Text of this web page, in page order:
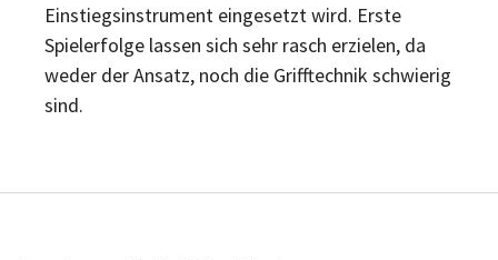
Einstiegsinstrument eingesetzt wird. Erste
Spielerfolge lassen sich sehr rasch erzielen, da
weder der Ansatz, noch die Grifftechnik schwierig
sind.